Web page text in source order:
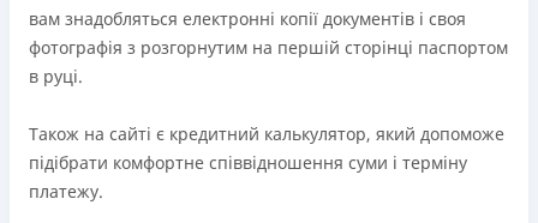
вам знадобляться електронні копії документів і своя
фотографія з розгорнутим на першій сторінці паспортом
в руці.
Також на сайті є кредитний калькулятор, який допоможе
підібрати комфортне співвідношення суми і терміну
платежу.